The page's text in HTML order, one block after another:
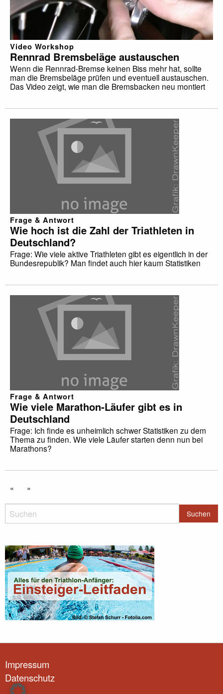
Video Workshop
Rennrad Bremsbeläge austauschen
Wenn die Rennrad-Bremse keinen Biss mehr hat, sollte
man die Bremsbeläge prüfen und eventuell austauschen.
Das Video zeigt, wie man die Bremsbacken neu montiert
Frage & Antwort
Wie hoch ist die Zahl der Triathleten in
Deutschland?
Frage: Wie viele aktive Triathleten gibt es eigentlich in der
Bundesrepublik? Man findet auch hier kaum Statistiken
Frage & Antwort
Wie viele Marathon-Läufer gibt es in
Deutschland
Frage: Ich finde es unheimlich schwer Statistiken zu dem
Thema zu finden. Wie viele Läufer starten denn nun bei
Marathons?
« »
Impressum
Datenschutz